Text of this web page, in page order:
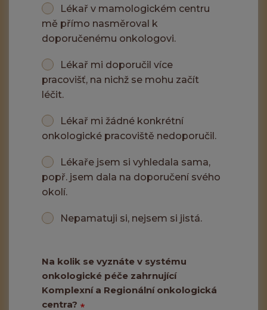
Lékař v mamologickém centru
mě přímo nasměroval k
doporučenému onkologovi.
Lékař mi doporučil více
pracovišť, na nichž se mohu začít
léčit.
Lékař mi žádné konkrétní
onkologické pracoviště nedoporučil.
Lékaře jsem si vyhledala sama,
popř. jsem dala na doporučení svého
okolí.
Nepamatuji si, nejsem si jistá.
Na kolik se vyznáte v systému
onkologické péče zahrnující
Komplexní a Regionální onkologická
centra?